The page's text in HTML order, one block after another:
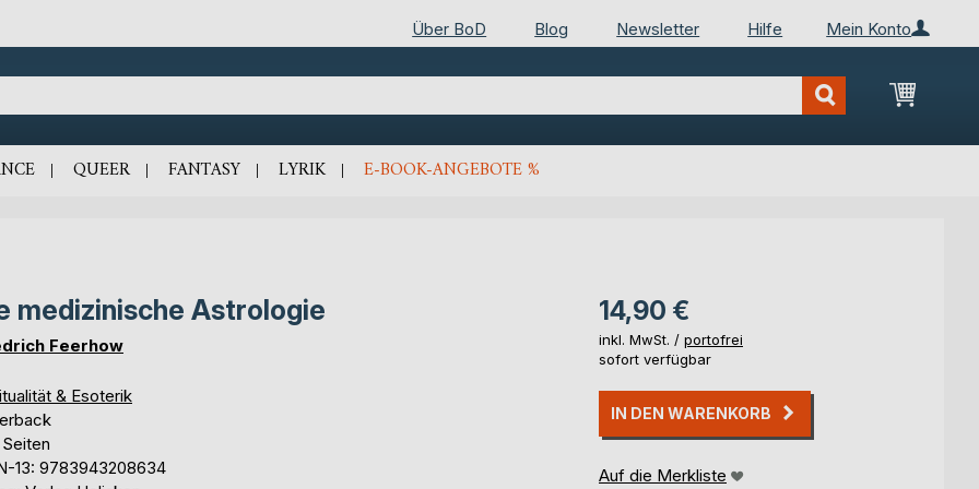
Mein Konto
Über BoD Blog Newsletter Hilfe
Mein
QUEER FANTASY LYRIK E-BOOK-ANGEBOTE %
medizinische Astrologie
Feerhow
& Esoterik
13: 9783943208634
14,90 €
inkl. MwSt. / portofrei
sofort verfügbar
IN DEN WARENKORB
Auf die Merkliste